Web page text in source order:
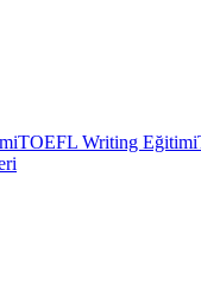
TOEFL Writing Eğitimi